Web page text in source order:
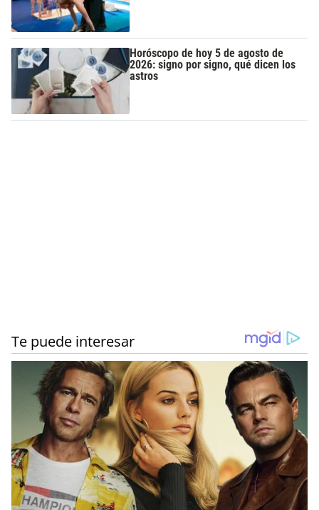
Horóscopo de hoy 5 de agosto de
2026: signo por signo, qué dicen los
astros